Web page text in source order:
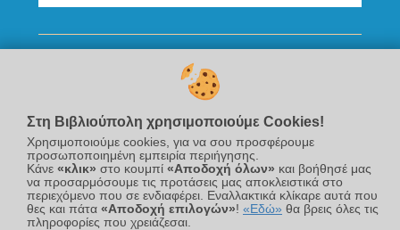
Ακολουθήστε μας
Newsletter
Στη Βιβλιούπολη χρησιμοποιούμε Cookies!
Χρησιμοποιούμε cookies, για να σου προσφέρουμε
προσωποποιημένη εμπειρία περιήγησης.
Κάνε «κλικ» στο κουμπί «Αποδοχή όλων» και βοήθησέ μας
να προσαρμόσουμε τις προτάσεις μας αποκλειστικά στο
περιεχόμενο που σε ενδιαφέρει. Εναλλακτικά κλίκαρε αυτά που
θες και πάτα «Αποδοχή επιλογών»! «Εδώ» θα βρεις όλες τις
πληροφορίες που χρειάζεσαι.